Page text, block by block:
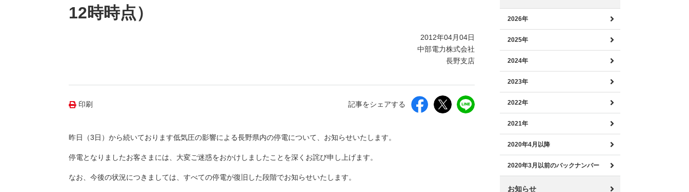
ニュース（新しいウィンドウを開きます）
よくあるご質問・お問い合わせ
12時時点）
2012年04月04日
中部電力株式会社
長野支店
印刷 記事をシェアする
昨日（3日）から続いております低気圧の影響による長野県内の停電について、お知らせいたします。
停電となりましたお客さまには、大変ご迷惑をおかけしましたことを深くお詫び申し上げます。
なお、今後の状況につきましては、すべての停電が復旧した段階でお知らせいたします。
2026年
2025年
2024年
2023年
2022年
2021年
2020年4月以降
2020年3月以前のバックナンバー
お知らせ